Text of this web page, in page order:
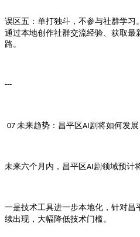
误区五：单打独斗，不参与社群学习。
通过本地创作社群交流经验、获取最
路。
---
07 未来趋势： 昌平区AI 剧将如何发展
未来六个月内， 昌平区AI 剧领域预计
一是技术工具进一步本地化，针对昌
续出现，大幅降低技术门槛。